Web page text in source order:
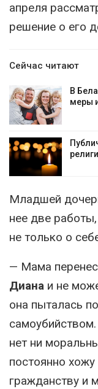
апреля
решение о его
Сейчас читают
В
меры
Младшей
нее две
не только о
— Мама
Диана и не
она пыталась
нет ни
постоянно
гражданству и